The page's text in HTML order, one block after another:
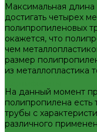
Тепловизионное
Акции
Компания
Новости
Статьи
Отзывы
Политика
Проекты
Помощь
Условия оплаты
Условия доставки
Максимальная
достигать четырех
полипропиленовых
окажется, что
чем
размер
из металлопластика
На данный момент
полипропилена есть
трубы с
различного